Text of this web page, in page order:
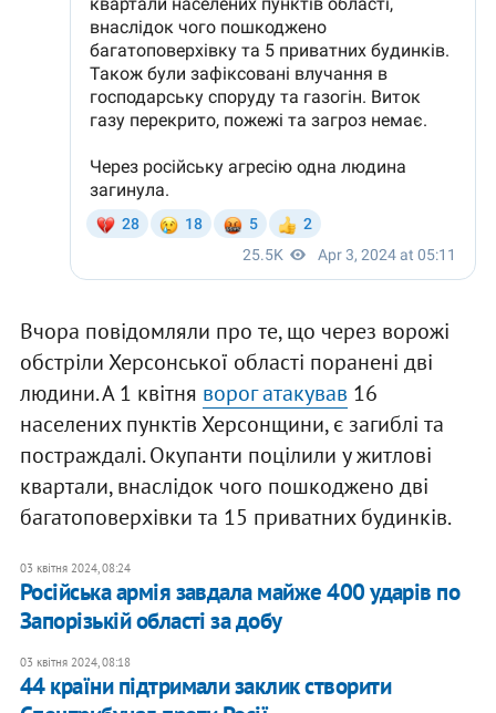
Вчора повідомляли про те, що через ворожі
обстріли Херсонської області поранені дві
людини. А 1 квітня ворог атакував 16
населених пунктів Херсонщини, є загиблі та
постраждалі. Окупанти поцілили у житлові
квартали, внаслідок чого пошкоджено дві
багатоповерхівки та 15 приватних будинків.
03 квітня 2024, 08:24
Російська армія завдала майже 400 ударів по
Запорізькій області за добу
03 квітня 2024, 08:18
44 країни підтримали заклик створити